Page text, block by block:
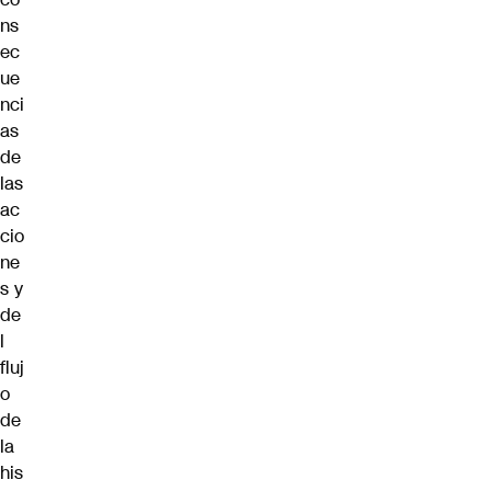
ns
ec
ue
nci
as
de
las
ac
cio
ne
s y
de
l
fluj
o
de
la
his